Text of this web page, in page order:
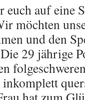
auf eine
möchten
und den
29 jährige
inkomplett